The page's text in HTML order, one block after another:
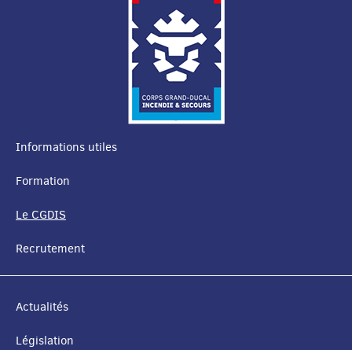
MENU
DE
Informations utiles
Formation
Le CGDIS
Recrutement
Actualités
Législation